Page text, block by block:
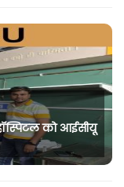
को आईसीयू